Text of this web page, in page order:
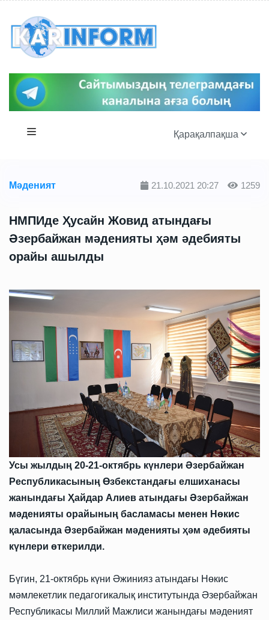
Қарақалпақша
Мәденият 21.10.2021 20:27 1259
НМПИде Ҳусайн Жовид атындағы
Әзербайжан мәденияты ҳәм әдебияты
орайы ашылды
Усы жылдың 20-21-октябрь күнлери Әзербайжан
Республикасының Өзбекстандағы елшиханасы
жанындағы Ҳайдар Алиев атындағы Әзербайжан
мәденияты орайының басламасы менен Нөкис
қаласында Әзербайжан мәденияты ҳәм әдебияты
күнлери өткерилди.
Бүгин, 21-октябрь күни Әжинияз атындағы Нөкис
мәмлекетлик педагогикалық институтында Әзербайжан
Республикасы Миллий Мажлиси жанындағы мәденият